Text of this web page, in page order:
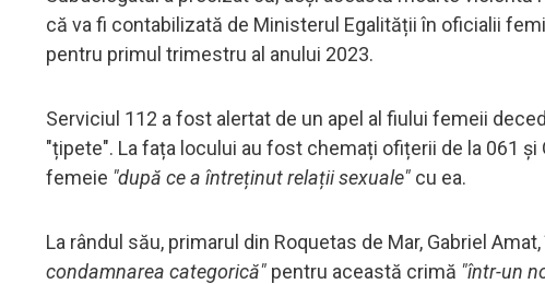
că va fi contabilizată de Ministerul Egalității în oficialii
pentru primul trimestru al anului 2023.
Serviciul 112 a fost alertat de un apel al fiului femeii
"țipete". La fața locului au fost chemați ofițerii de la 061
femeie "după ce a întreținut relații sexuale" cu ea.
La rândul său, primarul din Roquetas de Mar, Gabriel
condamnarea categorică" pentru această crimă "într-un